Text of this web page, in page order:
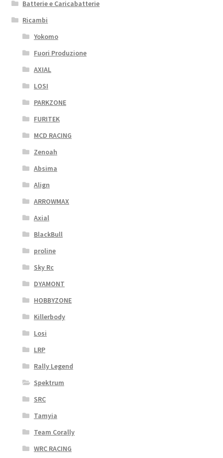
Batterie e Caricabatterie
Ricambi
Yokomo
Fuori Produzione
AXIAL
LOSI
PARKZONE
FURITEK
MCD RACING
Zenoah
Absima
Align
ARROWMAX
Axial
BlackBull
proline
Sky Rc
DYAMONT
HOBBYZONE
Killerbody
Losi
LRP
Rally Legend
Spektrum
SRC
Tamyia
Team Corally
WRC RACING